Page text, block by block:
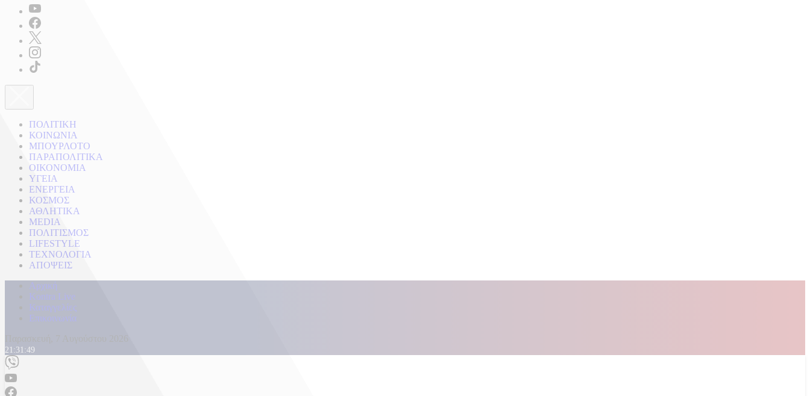
ΠΟΛΙΤΙΚΗ
ΚΟΙΝΩΝΙΑ
ΜΠΟΥΡΛΟΤΟ
ΠΑΡΑΠΟΛΙΤΙΚΑ
ΟΙΚΟΝΟΜΙΑ
ΥΓΕΙΑ
ΕΝΕΡΓΕΙΑ
ΚΟΣΜΟΣ
ΑΘΛΗΤΙΚΑ
MEDIA
ΠΟΛΙΤΙΣΜΟΣ
LIFESTYLE
ΤΕΧΝΟΛΟΓΙΑ
ΑΠΟΨΕΙΣ
Αρχική
Kontra Live
Καταγγελίες
Επικοινωνία
21:31:52